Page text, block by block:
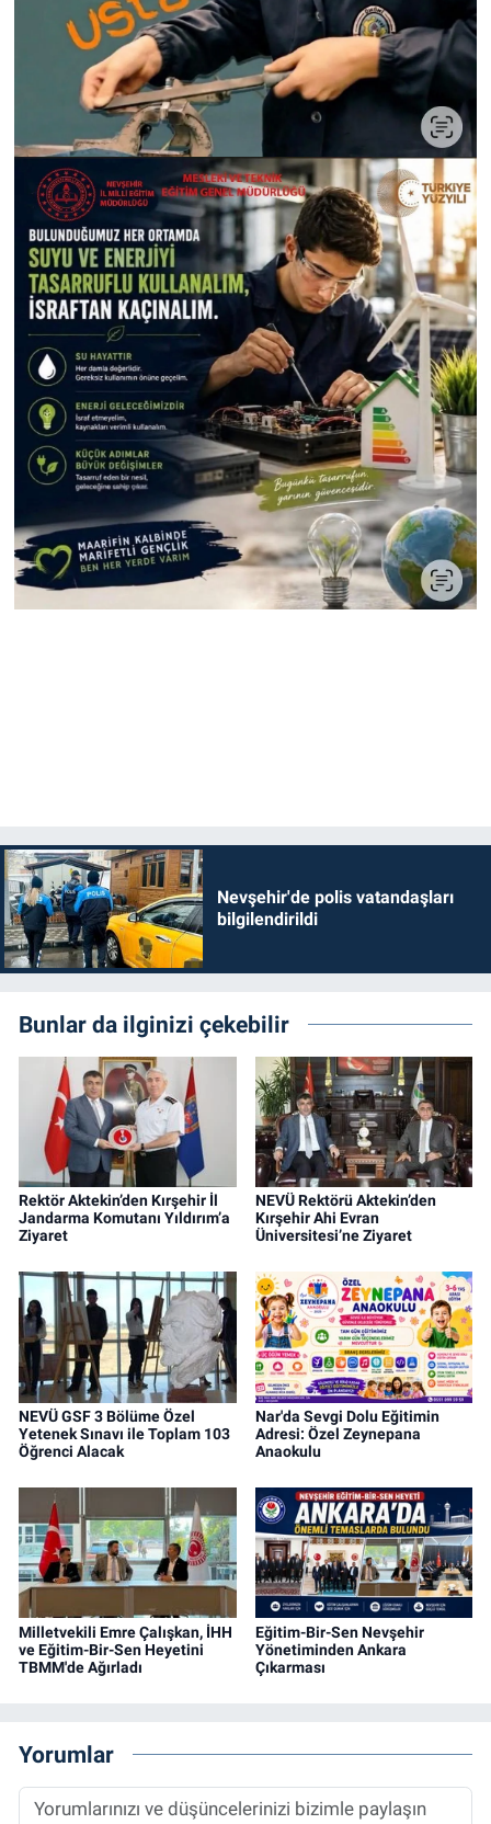
Nevşehir'de polis vatandaşları
bilgilendirildi
Bunlar da ilginizi çekebilir
Rektör Aktekin’den Kırşehir İl
Jandarma Komutanı Yıldırım’a
Ziyaret
NEVÜ Rektörü Aktekin’den
Kırşehir Ahi Evran
Üniversitesi’ne Ziyaret
NEVÜ GSF 3 Bölüme Özel
Yetenek Sınavı ile Toplam 103
Öğrenci Alacak
Nar'da Sevgi Dolu Eğitimin
Adresi: Özel Zeynepana
Anaokulu
Milletvekili Emre Çalışkan, İHH
ve Eğitim-Bir-Sen Heyetini
TBMM'de Ağırladı
Eğitim-Bir-Sen Nevşehir
Yönetiminden Ankara
Çıkarması
Yorumlar